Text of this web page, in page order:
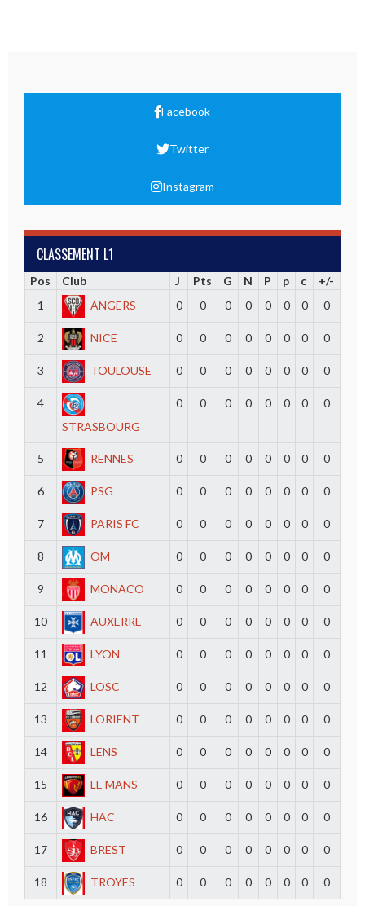
Facebook
Twitter
Instagram
CLASSEMENT L1
Pos Club J Pts G N P p c
+/-
1
ANGERS 0 0 0 0 0 0 0 0
2 NICE 0 0 0 0 0 0 0 0
3 TOULOUSE 0 0 0 0 0 0 0 0
4
STRASBOURG
0 0 0 0 0 0 0 0
5 RENNES 0 0 0 0 0 0 0 0
6 PSG 0 0 0 0 0 0 0 0
7 PARIS FC 0 0 0 0 0 0 0 0
8 OM 0 0 0 0 0 0 0 0
9 MONACO 0 0 0 0 0 0 0 0
10 AUXERRE 0 0 0 0 0 0 0 0
11 LYON 0 0 0 0 0 0 0 0
12 LOSC 0 0 0 0 0 0 0 0
13 LORIENT 0 0 0 0 0 0 0 0
14 LENS 0 0 0 0 0 0 0 0
15 LE MANS 0 0 0 0 0 0 0 0
16 HAC 0 0 0 0 0 0 0 0
17 BREST 0 0 0 0 0 0 0 0
18 TROYES 0 0 0 0 0 0 0 0